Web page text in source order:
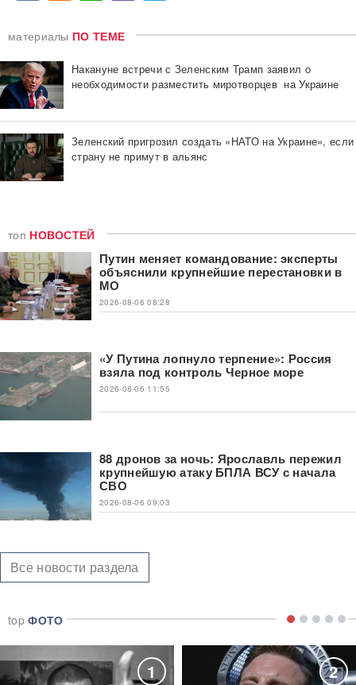
материалы ПО ТЕМЕ
Накануне встречи с Зеленским Трамп заявил о
необходимости разместить миротворцев на Украине
Зеленский пригрозил создать «НАТО на Украине», если
страну не примут в альянс
топ НОВОСТЕЙ
Путин меняет командование: эксперты
объяснили крупнейшие перестановки в
МО
2026-08-06 08:28
«У Путина лопнуло терпение»: Россия
взяла под контроль Черное море
2026-08-06 11:55
88 дронов за ночь: Ярославль пережил
крупнейшую атаку БПЛА ВСУ с начала
СВО
2026-08-06 09:03
Все новости раздела
topФОТО
1 2